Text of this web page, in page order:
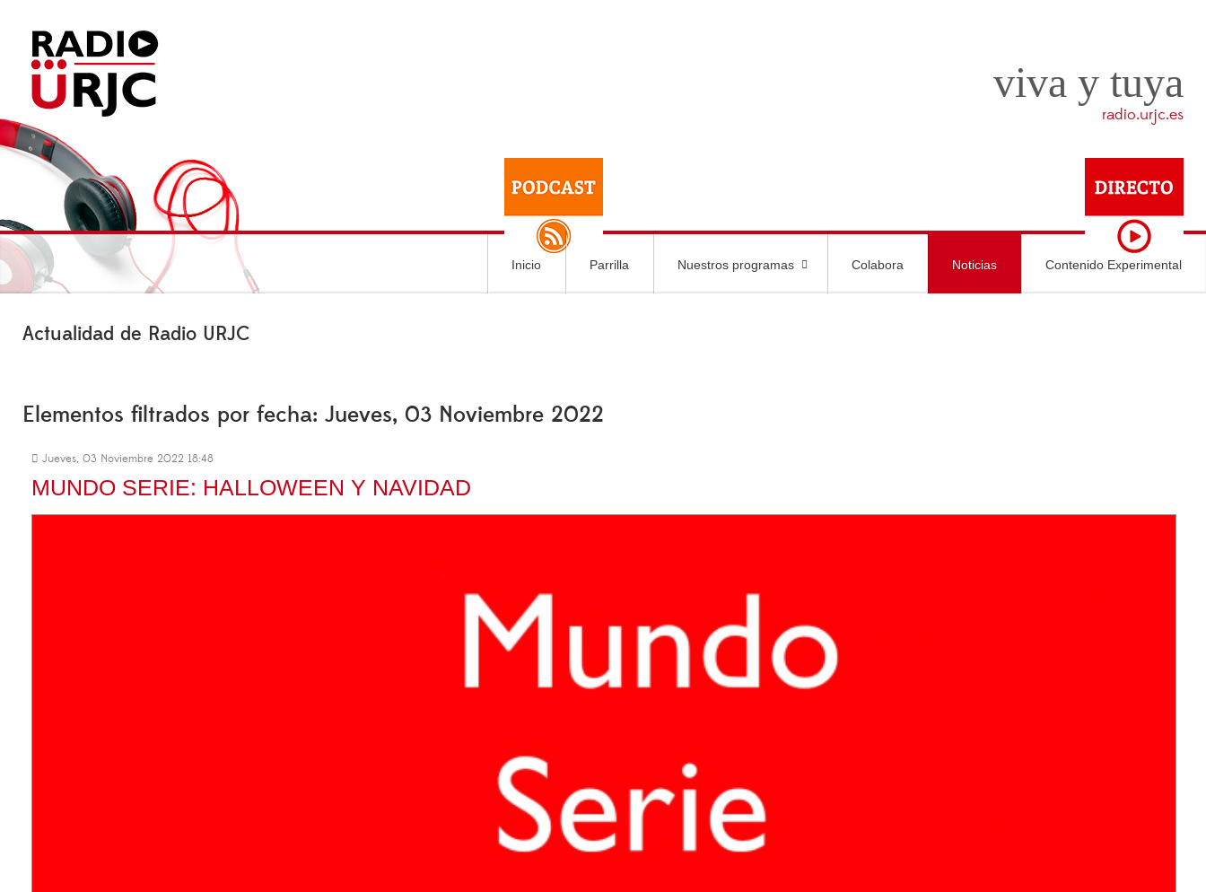
viva y tuya
radio.urjc.es
Inicio Parrilla Nuestros programas Colabora Noticias Contenido Experimental
Actualidad de Radio URJC
Elementos filtrados por fecha: Jueves, 03 Noviembre 2022
Jueves, 03 Noviembre 2022 18:48
MUNDO SERIE: HALLOWEEN Y NAVIDAD